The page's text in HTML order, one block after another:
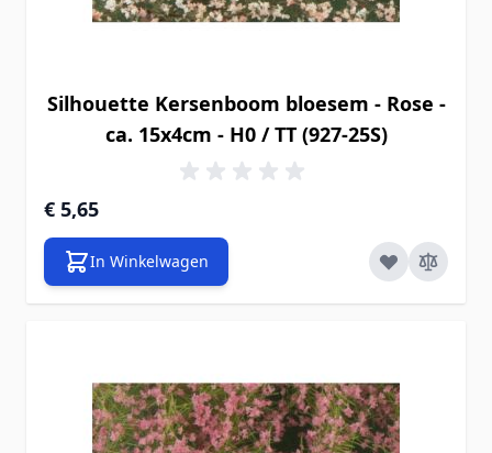
Silhouette Kersenboom bloesem - Rose -
ca. 15x4cm - H0 / TT (927-25S)
€ 5,65
In Winkelwagen